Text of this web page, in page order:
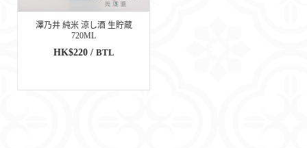
澤乃井 純米 涼し酒 生貯蔵
720ML
HK$220 / BTL